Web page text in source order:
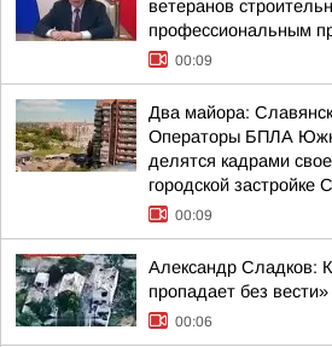
ветеранов
профессиональным
00:09
Два майора:
Операторы БПЛА
делятся кадрами
городской застройке
00:09
Александр Сладков:
пропадает без вести»
00:06